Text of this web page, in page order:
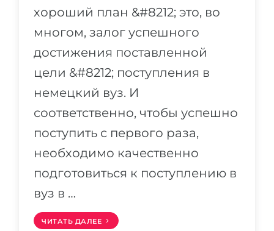
хороший план &#8212; это, во
многом, залог успешного
достижения поставленной
цели &#8212; поступления в
немецкий вуз. И
соответственно, чтобы успешно
поступить с первого раза,
необходимо качественно
подготовиться к поступлению в
вуз в …
ЧИТАТЬ ДАЛЕЕ